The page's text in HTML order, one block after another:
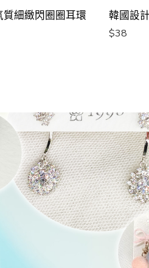
細緻閃圈圈耳環 韓國設
$38